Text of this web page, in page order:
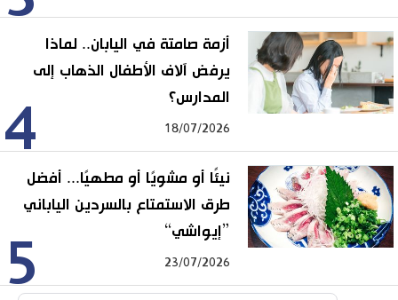
4
أزمة صامتة في اليابان.. لماذا
يرفض آلاف الأطفال الذهاب إلى
المدارس؟
18/07/2026
5
نيئًا أو مشويًا أو مطهيًا... أفضل
طرق الاستمتاع بالسردين الياباني
”إيواشي“
23/07/2026